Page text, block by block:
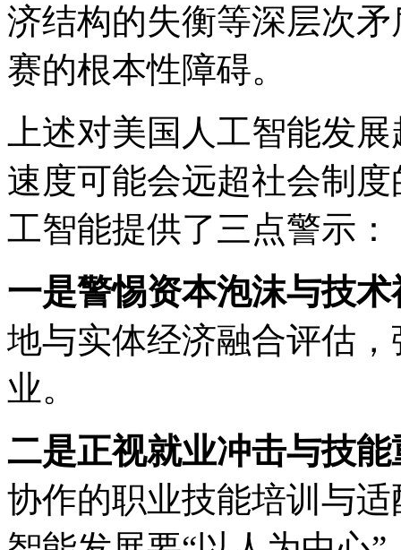
济结构的失衡等深层次
赛的根本性障碍。
上述对美国人工智能发
速度可能会远超社会制
工智能提供了三点警示：
一是警惕资本泡沫与技术
地与实体经济融合评估
业。
二是正视就业冲击与技能
协作的职业技能培训与